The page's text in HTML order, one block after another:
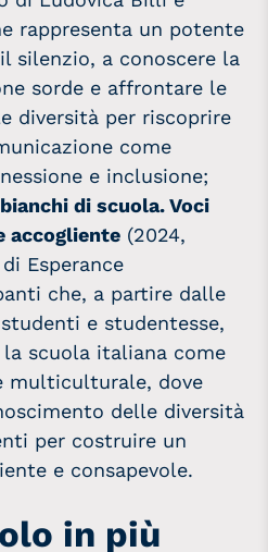
rappresenta un potente
silenzio, a conoscere la
sorde e affrontare le
diversità per riscoprire
come
e inclusione;
di scuola. Voci
accogliente (2024,
Esperance
che, a partire dalle
e studentesse,
scuola italiana come
multiculturale, dove
delle diversità
per costruire un
e consapevole.
in più